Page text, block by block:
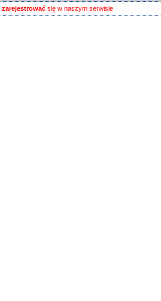
zarejestrowaćsię w naszym serwisie